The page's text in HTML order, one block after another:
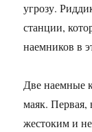
угрозу.
станции,
наемников в
Две наемные
маяк. Первая,
жестоким и